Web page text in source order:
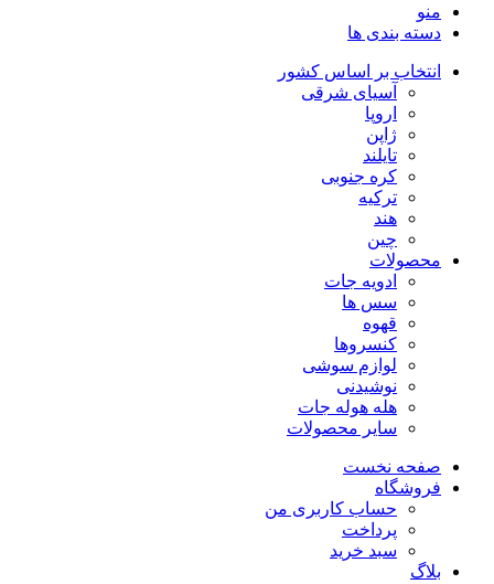
منو
دسته بندی ها
انتخاب بر اساس کشور
آسیای شرقی
اروپا
ژاپن
تایلند
کره جنوبی
ترکیه
هند
چین
محصولات
ادویه جات
سس ها
قهوه
کنسروها
لوازم سوشی
نوشیدنی
هله هوله جات
سایر محصولات
صفحه نخست
فروشگاه
حساب کاربری من
پرداخت
سبد خرید
بلاگ